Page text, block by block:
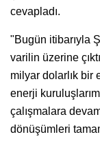
cevapladı.
"Bugün itibarıyla
varilin üzerine
milyar dolarlık bir
enerji
çalışmalara
dönüşümleri